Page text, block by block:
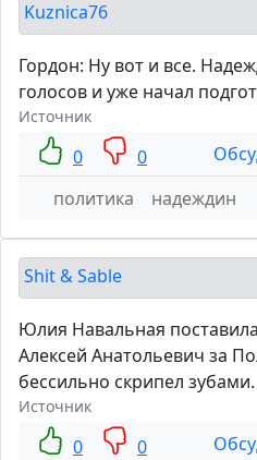
Kuznica76
Гордон: Ну вот и все.
голосов и уже начал
Источник
0 0
политика
надеждин
Shit & Sable
Юлия Навальная
Алексей Анатольевич за
бессильно скрипел зубами.
Источник
0 0